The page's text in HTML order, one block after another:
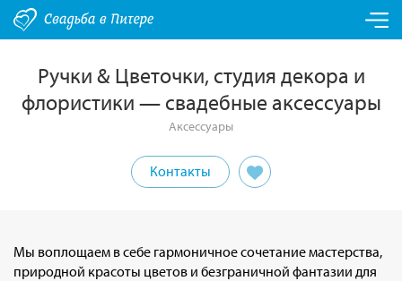
Ручки & Цветочки, студия декора и
флористики — свадебные аксессуары
Аксессуары
Контакты
Мы воплощаем в себе гармоничное сочетание мастерства,
природной красоты цветов и безграничной фантазии для